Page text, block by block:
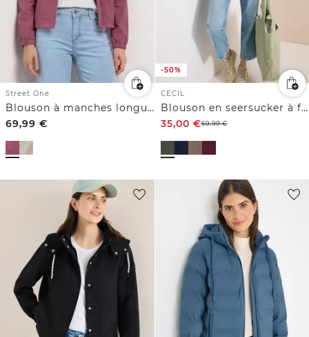
Street One
Blouson à manches longues avec fermeture zip
69,99 €
-50%
CECIL
Blouson en seersucker à fermeture zip
35,00 €69,99€